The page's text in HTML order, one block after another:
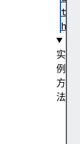
t
h
实
例
方
法